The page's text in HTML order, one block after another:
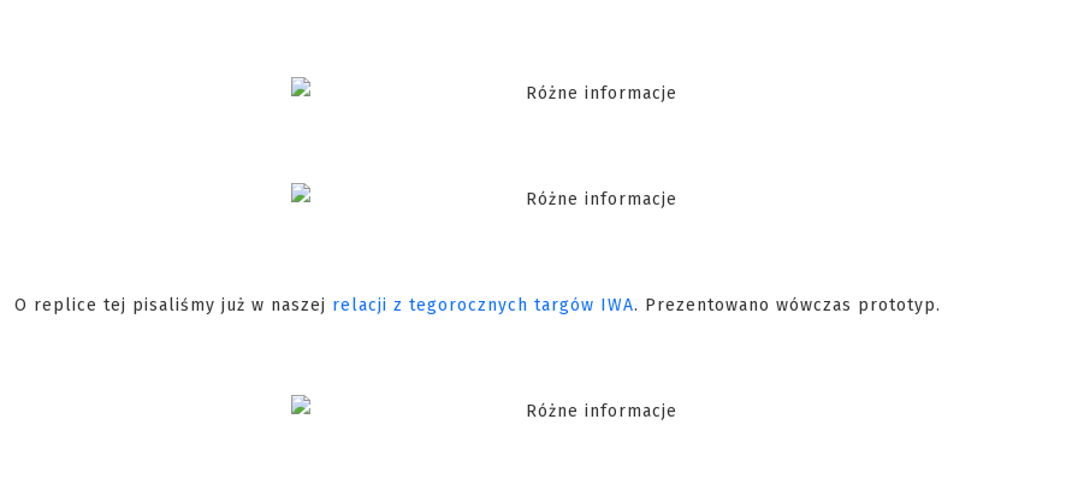
O replice tej pisaliśmy już w naszej relacji z tegorocznych targów IWA. Prezentowano wówczas prototyp.